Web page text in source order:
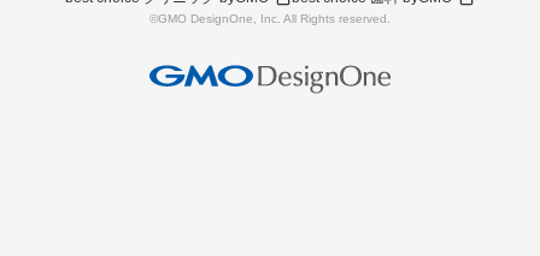
©GMO DesignOne, Inc. All Rights reserved.